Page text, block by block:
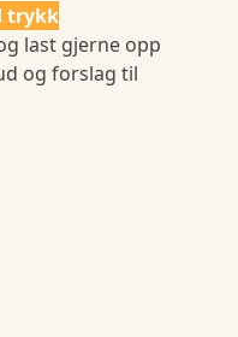
trykk
last gjerne opp
og forslag til